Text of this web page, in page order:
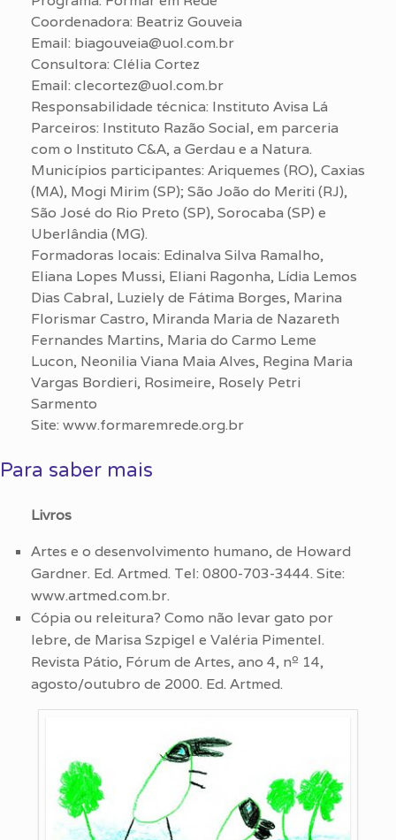
Coordenadora: Beatriz Gouveia
Email: biagouveia@uol.com.br
Consultora: Clélia Cortez
Email: clecortez@uol.com.br
Responsabilidade técnica: Instituto Avisa Lá
Parceiros: Instituto Razão Social, em parceria
com o Instituto C&A, a Gerdau e a Natura.
Municípios participantes: Ariquemes (RO), Caxias
(MA), Mogi Mirim (SP); São João do Meriti (RJ),
São José do Rio Preto (SP), Sorocaba (SP) e
Uberlândia (MG).
Formadoras locais: Edinalva Silva Ramalho,
Eliana Lopes Mussi, Eliani Ragonha, Lídia Lemos
Dias Cabral, Luziely de Fátima Borges, Marina
Florismar Castro, Miranda Maria de Nazareth
Fernandes Martins, Maria do Carmo Leme
Lucon, Neonilia Viana Maia Alves, Regina Maria
Vargas Bordieri, Rosimeire, Rosely Petri
Sarmento
Site: www.formaremrede.org.br
Para saber mais
Livros
Artes e o desenvolvimento humano, de Howard
Gardner. Ed. Artmed. Tel: 0800-703-3444. Site:
www.artmed.com.br.
Cópia ou releitura? Como não levar gato por
lebre, de Marisa Szpigel e Valéria Pimentel.
Revista Pátio, Fórum de Artes, ano 4, nº 14,
agosto/outubro de 2000. Ed. Artmed.